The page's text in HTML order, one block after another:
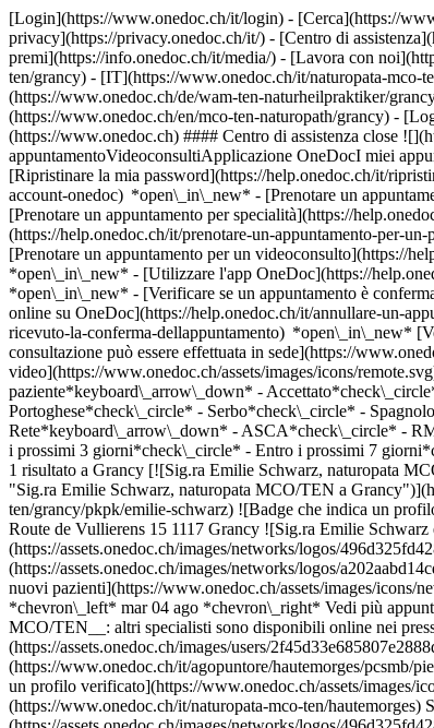
[Login](https://www.onedoc.ch/it/login) - [Cerca](https://
privacy](https://privacy.onedoc.ch/it/) - [Centro di
premi](https://info.onedoc.ch/it/media/) - [Lavora con
ten/grancy) - [IT](https://www.onedoc.ch/it/naturopata-
(https://www.onedoc.ch/de/wam-ten-naturheilpraktiker/
(https://www.onedoc.ch/en/mco-ten-naturopath/grancy) -
(https://www.onedoc.ch) #### Centro di assistenza close
appuntamentoVideoconsultiApplicazione OneDocI miei
[Ripristinare la mia password](https://help.onedoc.ch/it/
account-onedoc) *open\_in\_new* - [Prenotare un
[Prenotare un appuntamento per specialità](https://
(https://help.onedoc.ch/it/prenotare-un-appuntamento-per-
[Prenotare un appuntamento per un videoconsulto](https://
*open\_in\_new* - [Utilizzare l'app OneDoc](https://
*open\_in\_new* - [Verificare se un appuntamento è confermato](https://help.onedoc.ch/it/verificare-se-un-appuntamento-%C3%A8-confermato) *open\_in\_new* - [Annullare un appuntamento prenotato online su OneDoc](https://help.onedoc.ch/it/annullare-un-appuntamento-prenotato-online-su-onedoc) *open\_in\_new* - [Non ho ricevuto la conferma dell'appuntamento](https://help.onedoc.ch/it/non-ho-ricevuto-la-conferma-dellappuntamento) *open\_in\_new* [Vedi tutti i nostri articoli *open\_in\_new*](https://help.onedoc.ch/it/) close ## Modifica la ricerca ![Casa con segno più che indica che la consultazione può essere effettuata in sede](https://www.onedoc.ch/assets/images/icons/on-site.svg) In loco ![Fotocamera con simbolo play che indica che la consultazione può essere effettuata a distanza in video](https://www.onedoc.ch/assets/images/icons/remote.svg) A distanza Cerca #### Specialità #### Professionisti #### Istituti edit Naturopata MCO/TEN a Grancy tune Filtra per Nuovo paziente*keyboard\_arrow\_down* - Accettato*check\_circle* Lingua parlata*keyboard\_arrow\_down* - Arabo*check\_circle* - Francese*check\_circle* - Inglese*check\_circle* - Italiano*check\_circle* - Portoghese*check\_circle* - Serbo*check\_circle* - Spagnolo*check\_circle* - Tedesco*check\_circle* Sesso*keyboard\_arrow\_down* - Donna*check\_circle* - Uomo*check\_circle* Rete*keyboard\_arrow\_down* - ASCA*check\_circle* - RME*check\_circle* - NVS*check\_circle* - APTN*check\_circle* Disponibilità*keyboard\_arrow\_down* - Disponibile oggi*check\_circle* - Entro i prossimi 3 giorni*check\_circle* - Entro i prossimi 7 giorni*check\_circle* - Entro i prossimi 14 giorni*check\_circle* # __Naturopata MCO/TEN__ a __Grancy__: prenota il tuo appuntamento online oggi ## 1 risultato a Grancy [![Sig.ra Emilie Schwarz, naturopata MCO/TEN a Grancy](https://assets.onedoc.ch/images/users/3098f0116eff5b8fddfdaf6c3a0b441261491dc2408b628cb95089deda5e9841-small.jpg "Sig.ra Emilie Schwarz, naturopata MCO/TEN a Grancy")](https://www.onedoc.ch/it/naturopata-mco-ten/grancy/pkpk/emilie-schwarz) ### [Sig.ra Emilie Schwarz](https://www.onedoc.ch/it/naturopata-mco-ten/grancy/pkpk/emilie-schwarz) ![Badge che indica un profilo verificato](https://www.onedoc.ch/assets/images/icons/checkmark.svg) Naturopata MCO/TEN Cabinet de